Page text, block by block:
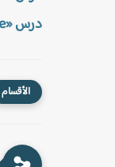
درس «Les grandeurs physiques liées aux quantités de matière» (النموذج 05)